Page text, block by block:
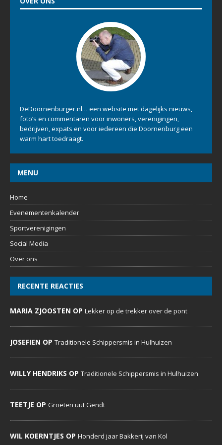
OVER ONS
foto’s en commentaren voor inwoners, verenigingen,
Home
Evenementenkalender